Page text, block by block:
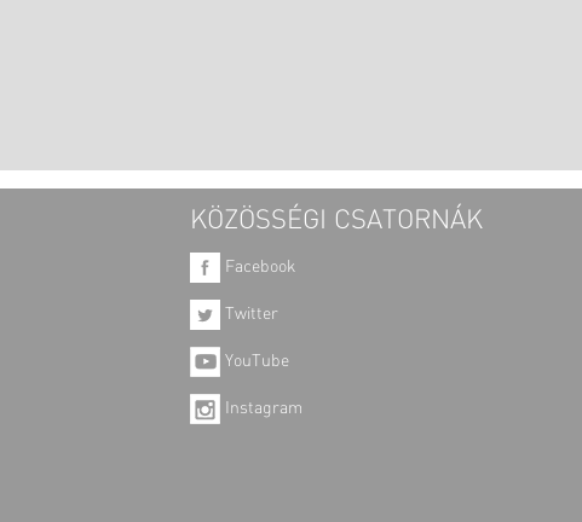
KÖZÖSSÉGI CSATORNÁK
Facebook
Twitter
YouTube
Instagram